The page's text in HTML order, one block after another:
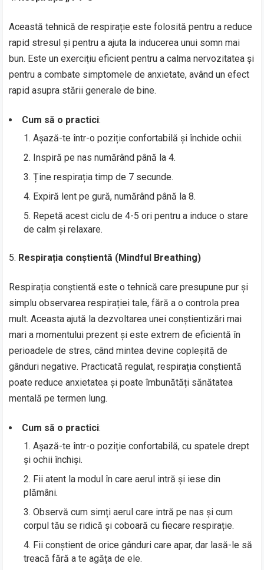
Această tehnică de respirație este folosită pentru a reduce
rapid stresul și pentru a ajuta la inducerea unui somn mai
bun. Este un exercițiu eficient pentru a calma nervozitatea și
pentru a combate simptomele de anxietate, având un efect
rapid asupra stării generale de bine.
Cum să o practici:
Așază-te într-o poziție confortabilă și închide ochii.
Inspiră pe nas numărând până la 4.
Ține respirația timp de 7 secunde.
Expiră lent pe gură, numărând până la 8.
Repetă acest ciclu de 4-5 ori pentru a induce o stare
de calm și relaxare.
Respirația conștientă (Mindful Breathing)
Respirația conștientă este o tehnică care presupune pur și
simplu observarea respirației tale, fără a o controla prea
mult. Aceasta ajută la dezvoltarea unei conștientizări mai
mari a momentului prezent și este extrem de eficientă în
perioadele de stres, când mintea devine copleșită de
gânduri negative. Practicată regulat, respirația conștientă
poate reduce anxietatea și poate îmbunătăți sănătatea
mentală pe termen lung.
Cum să o practici:
Așază-te într-o poziție confortabilă, cu spatele drept
și ochii închiși.
Fii atent la modul în care aerul intră și iese din
plămâni.
Observă cum simți aerul care intră pe nas și cum
corpul tău se ridică și coboară cu fiecare respirație.
Fii conștient de orice gânduri care apar, dar lasă-le să
treacă fără a te agăța de ele.